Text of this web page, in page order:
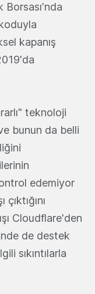
kapanış
teknoloji
bunun da belli
edemiyor
Cloudflare'den
de destek
sıkıntılarla